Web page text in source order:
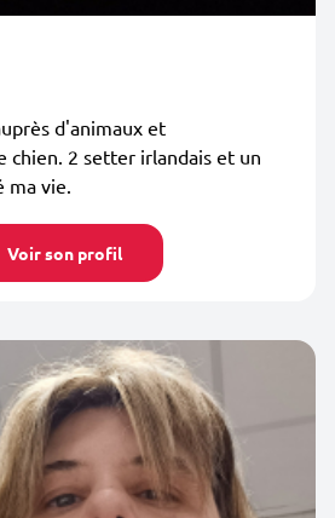
d'animaux et
chien. 2 setter irlandais et un
ma vie.
Voir son profil